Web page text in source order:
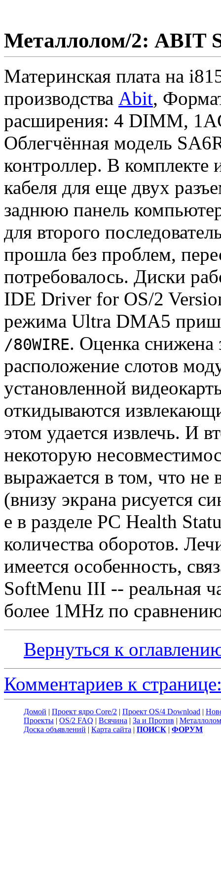
Металлолом/2: ABIT
Материнская плата на
производства Abit,
расширения: 4 DIMM,
Облегчённая модель
контроллер. В
кабеля для еще двух
заднюю панель
для второго
прошла без проблем,
потребовалось. Диски
IDE Driver for OS/2
режима Ultra DMA5
/80WIRE. Оценка снижена
расположение слотов
установленной
откидываются
этом удается извлечь. И
некоторую
выражается в том, что не
(внизу экрана рисуется
е в разделе PC Health
количества оборотов.
имеется особенность,
SoftMenu III -- реальная
более 1MHz по
Вернуться к
Комментариев к
Домой | Проект ядро Core/2 | Проект OS/4 Download |
Проекты | OS/2 FAQ | Всячина | За и Против | Металлолом
Доска объявлений | Карта сайта | ПОИСК | ФОРУМ